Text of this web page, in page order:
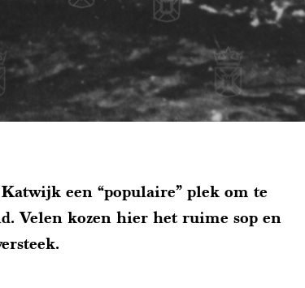
een “populaire” plek om te
Velen kozen hier het ruime sop en